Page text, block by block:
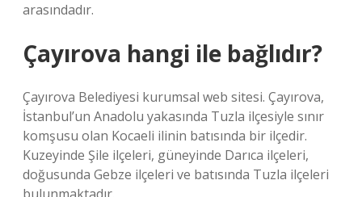
arasındadır.
Çayırova hangi ile bağlıdır?
Çayırova Belediyesi kurumsal web sitesi. Çayırova,
İstanbul’un Anadolu yakasında Tuzla ilçesiyle sınır
komşusu olan Kocaeli ilinin batısında bir ilçedir.
Kuzeyinde Şile ilçeleri, güneyinde Darıca ilçeleri,
doğusunda Gebze ilçeleri ve batısında Tuzla ilçeleri